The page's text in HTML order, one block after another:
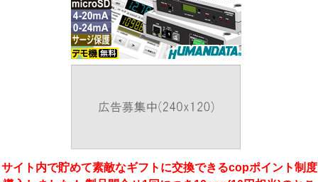
サイト内で貯めて素敵なギフトに交換できるcopポイント制度